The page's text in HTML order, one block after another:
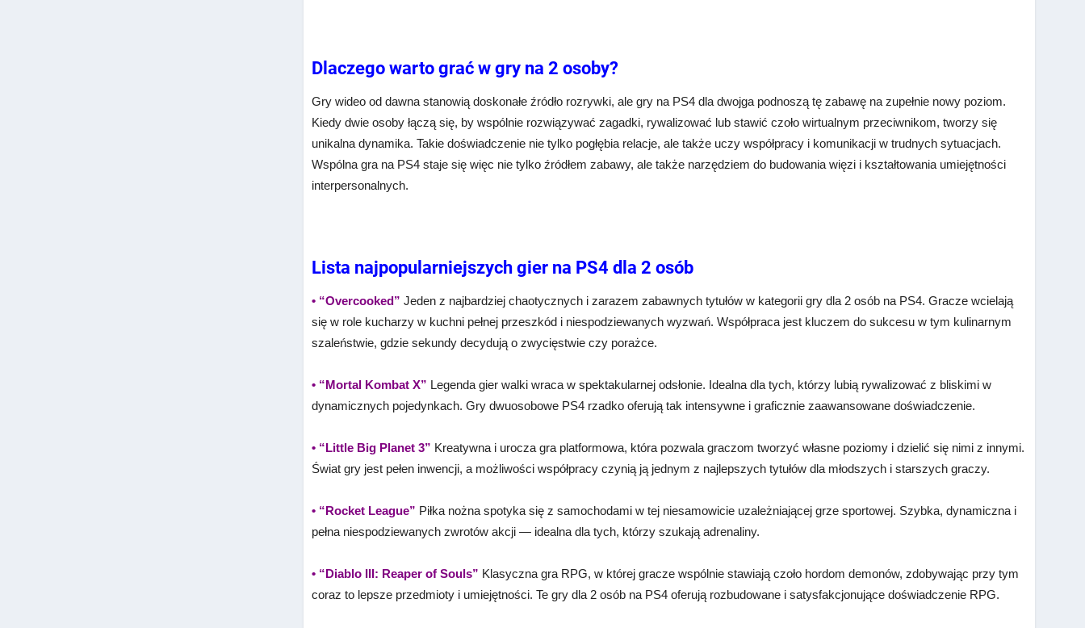
Dlaczego warto grać w gry na 2 osoby?
Gry wideo od dawna stanowią doskonałe źródło rozrywki, ale gry na PS4 dla dwojga podnoszą tę zabawę na zupełnie nowy poziom.
Kiedy dwie osoby łączą się, by wspólnie rozwiązywać zagadki, rywalizować lub stawić czoło wirtualnym przeciwnikom, tworzy się
unikalna dynamika. Takie doświadczenie nie tylko pogłębia relacje, ale także uczy współpracy i komunikacji w trudnych sytuacjach.
Wspólna gra na PS4 staje się więc nie tylko źródłem zabawy, ale także narzędziem do budowania więzi i kształtowania umiejętności
interpersonalnych.
Lista najpopularniejszych gier na PS4 dla 2 osób
• “Overcooked” Jeden z najbardziej chaotycznych i zarazem zabawnych tytułów w kategorii gry dla 2 osób na PS4. Gracze wcielają
się w role kucharzy w kuchni pełnej przeszkód i niespodziewanych wyzwań. Współpraca jest kluczem do sukcesu w tym kulinarnym
szaleństwie, gdzie sekundy decydują o zwycięstwie czy porażce.
• “Mortal Kombat X” Legenda gier walki wraca w spektakularnej odsłonie. Idealna dla tych, którzy lubią rywalizować z bliskimi w
dynamicznych pojedynkach. Gry dwuosobowe PS4 rzadko oferują tak intensywne i graficznie zaawansowane doświadczenie.
• “Little Big Planet 3” Kreatywna i urocza gra platformowa, która pozwala graczom tworzyć własne poziomy i dzielić się nimi z innymi.
Świat gry jest pełen inwencji, a możliwości współpracy czynią ją jednym z najlepszych tytułów dla młodszych i starszych graczy.
• “Rocket League” Piłka nożna spotyka się z samochodami w tej niesamowicie uzależniającej grze sportowej. Szybka, dynamiczna i
pełna niespodziewanych zwrotów akcji — idealna dla tych, którzy szukają adrenaliny.
• “Diablo III: Reaper of Souls” Klasyczna gra RPG, w której gracze wspólnie stawiają czoło hordom demonów, zdobywając przy tym
coraz to lepsze przedmioty i umiejętności. Te gry dla 2 osób na PS4 oferują rozbudowane i satysfakcjonujące doświadczenie RPG.